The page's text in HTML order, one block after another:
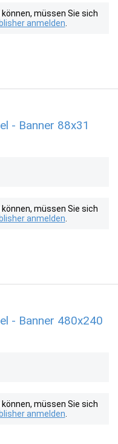
müssen Sie sich
anmelden
- Banner 88x31
müssen Sie sich
anmelden
- Banner 480x240
müssen Sie sich
anmelden